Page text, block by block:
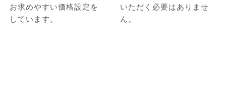
お求めやすい価格設定を
しています。
いただく必要はありませ
ん。